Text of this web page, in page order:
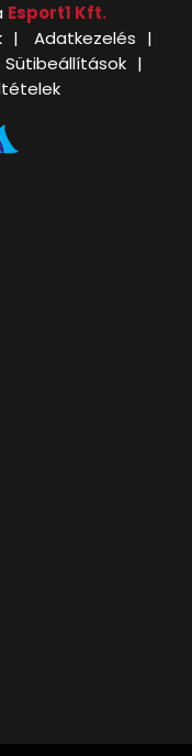
Esport1 Kft.
Adatkezelés
Sütibeállítások